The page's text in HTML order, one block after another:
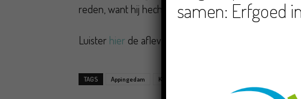
reden, want hij hecht bijzonder aan onze Grunneger
Luisterhier de aflevering terug. Noordmannen, Radio
TAGS Appingedam Koos Wiersma
samen: Erfgoed